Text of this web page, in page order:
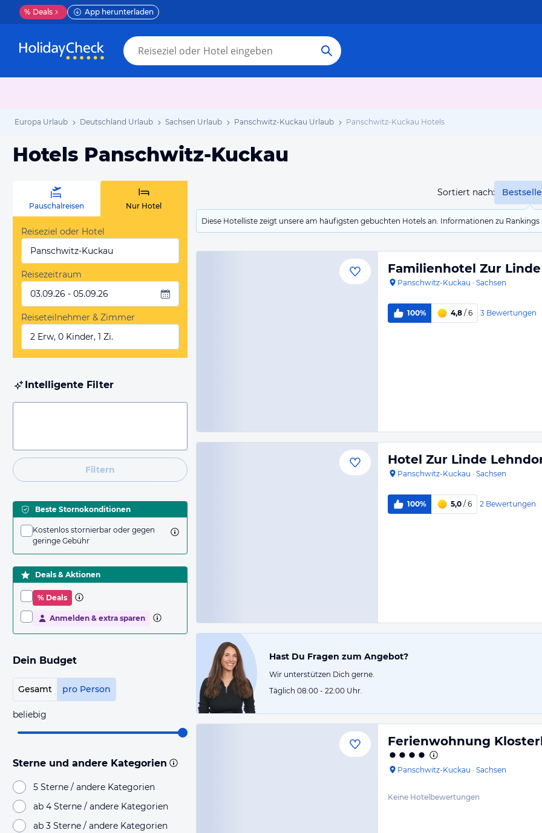
% Deals App herunterladen
Europa Urlaub Deutschland Urlaub Sachsen Urlaub Panschwitz-Kuckau Urlaub Panschwitz-Kuckau Hotels
Hotels Panschwitz-Kuckau
Sortiert nach:
Diese Hotelliste zeigt unsere am häufigsten gebuchten Hotels an. Informationen zu
Pauschalreisen Nur Hotel
Reiseziel oder Hotel
Panschwitz-Kuckau
Reisezeitraum
03.09.26 - 05.09.26
Reiseteilnehmer & Zimmer
2 Erw, 0 Kinder, 1 Zi.
Intelligente Filter
Filtern
Beste Stornokonditionen
Kostenlos stornierbar oder gegen
geringe Gebühr
Deals & Aktionen
% Deals
Anmelden & extra sparen
Dein Budget
Gesamt pro Person
beliebig
Sterne und andere Kategorien
5 Sterne / andere Kategorien
ab 4 Sterne / andere Kategorien
ab 3 Sterne / andere Kategorien
Familienhotel Zur Linde
Panschwitz-Kuckau · Sachsen
100% 4,8 / 6 3 Bewertungen
Hotel Zur Linde
Panschwitz-Kuckau · Sachsen
100% 5,0 / 6 2 Bewertungen
Hast Du Fragen zum Angebot?
Wir unterstützen Dich gerne.
Täglich 08:00 - 22:00 Uhr.
Ferienwohnung
Panschwitz-Kuckau · Sachsen
Keine Hotelbewertungen